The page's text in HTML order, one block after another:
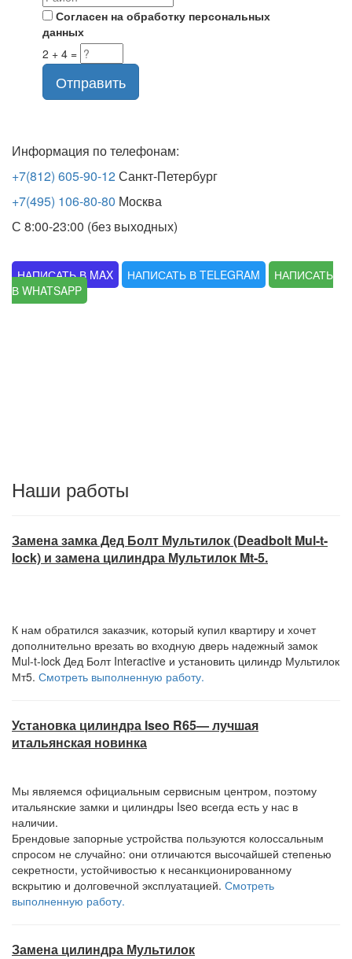
Согласен на обработку персональных
данных
2 + 4 =
Отправить
Информация по телефонам:
+7(812) 605-90-12Санкт-Петербург
+7(495) 106-80-80 Москва
С 8:00-23:00 (без выходных)
НАПИСАТЬ В MAX НАПИСАТЬ В TELEGRAM
НАПИСАТЬ
В WHATSAPP
Наши работы
Замена замка Дед Болт Мультилок (Deadbolt Mul-t-
lock) и замена цилиндра Мультилок Mt-5.
К нам обратился заказчик, который купил квартиру и хочет
дополнительно врезать во входную дверь надежный замок
Mul-t-lock Дед Болт Interactive и установить цилиндр Мультилок
Мт5. Смотреть выполненную работу.
Установка цилиндра Iseo R65— лучшая
итальянская новинка
Мы являемся официальным сервисным центром, поэтому
итальянские замки и цилиндры Iseo всегда есть у нас в
наличии.
Брендовые запорные устройства пользуются колоссальным
спросом не случайно: они отличаются высочайшей степенью
секретности, устойчивостью к несанкционированному
вскрытию и долговечной эксплуатацией. Смотреть
выполненную работу.
Замена цилиндра Мультилок